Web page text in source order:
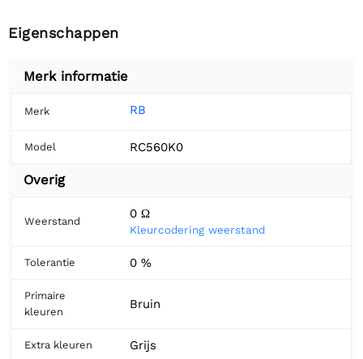
Eigenschappen
Merk informatie
Merk RB
Model RC560K0
Overig
Weerstand
0 Ω
Kleurcodering weerstand
Tolerantie 0 %
Primaire
kleuren
Bruin
Extra kleuren Grijs